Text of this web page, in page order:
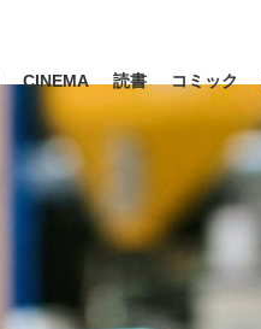
ス インタビュー
CINEMA 読書 コミック
#内田有紀